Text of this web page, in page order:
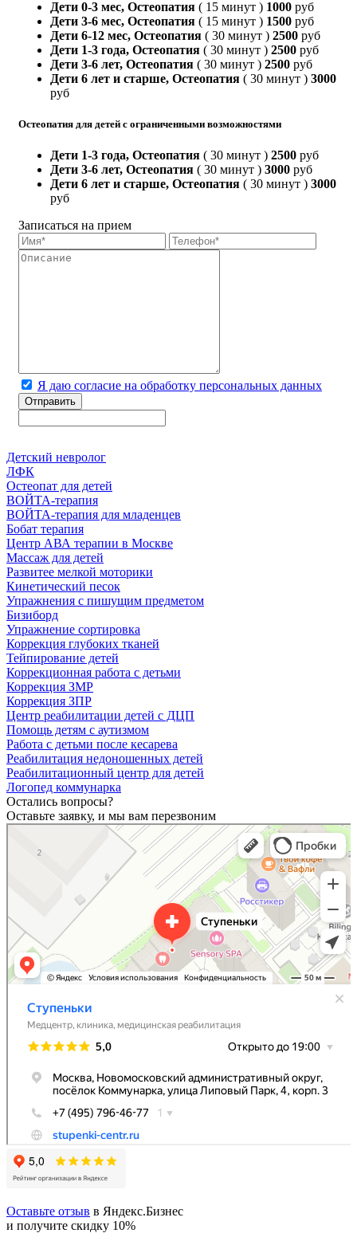
Дети 0-3 мес, Остеопатия ( 15 минут ) 1000 руб
Дети 3-6 мес, Остеопатия ( 15 минут ) 1500 руб
Дети 6-12 мес, Остеопатия ( 30 минут ) 2500 руб
Дети 1-3 года, Остеопатия ( 30 минут ) 2500 руб
Дети 3-6 лет, Остеопатия ( 30 минут ) 2500 руб
Дети 6 лет и старше, Остеопатия ( 30 минут ) 3000
руб
Остеопатия для детей с ограниченными возможностями
Дети 1-3 года, Остеопатия ( 30 минут ) 2500 руб
Дети 3-6 лет, Остеопатия ( 30 минут ) 3000 руб
Дети 6 лет и старше, Остеопатия ( 30 минут ) 3000
руб
Записаться на прием
Я даю согласие на обработку персональных данных
Детский невролог
ЛФК
Остеопат для детей
ВОЙТА-терапия
ВОЙТА-терапия для младенцев
Бобат терапия
Центр АВА терапии в Москве
Массаж для детей
Развитее мелкой моторики
Кинетический песок
Упражнения с пишущим предметом
Бизиборд
Упражнение сортировка
Коррекция глубоких тканей
Тейпирование детей
Коррекционная работа с детьми
Коррекция ЗМР
Коррекция ЗПР
Центр реабилитации детей с ДЦП
Помощь детям с аутизмом
Работа с детьми после кесарева
Реабилитация недоношенных детей
Реабилитационный центр для детей
Логопед коммунарка
Остались вопросы?
Оставьте заявку, и мы вам перезвоним
Медицинская реабилитация в Москве
Детская поликлиника в Москве
Оставьте отзыв в Яндекс.Бизнес
и получите скидку 10%